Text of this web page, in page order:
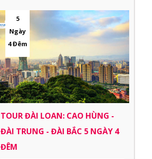
5
Ngày
4 Đêm
TOUR ĐÀI LOAN: CAO HÙNG -
ĐÀI TRUNG - ĐÀI BẮC 5 NGÀY 4
ĐÊM